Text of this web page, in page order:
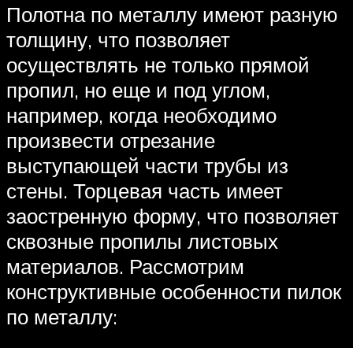
Полотна по металлу имеют разную
толщину, что позволяет
осуществлять не только прямой
пропил, но еще и под углом,
например, когда необходимо
произвести отрезание
выступающей части трубы из
стены. Торцевая часть имеет
заостренную форму, что позволяет
сквозные пропилы листовых
материалов. Рассмотрим
конструктивные особенности пилок
по металлу: